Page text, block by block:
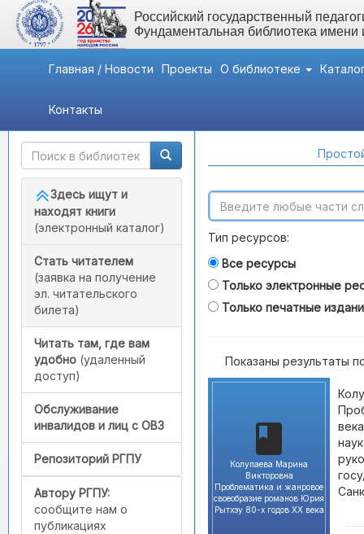
Российский государственный
Фундаментальная библиотека
Главная / Новости Проекты О библиотеке
Контакты
Быстрый доступ
Здесь ищут и
находят книги
(электронный каталог)
Стать читателем
(заявка на получение
эл. читательского
билета)
Читать там, где вам
удобно (удаленный
доступ)
Обслуживание
инвалидов и лиц с ОВЗ
Репозиторий РГПУ
Автору РГПУ:
сообщите нам о
публикациях
Тип ресурсов:
Все ресурсы
Только электронные
Только печатные
Показаны результаты
Колупаева Марина
Викторовна
Проблематика и жанровое
своеобразие романов Юрия
Рытхэу 80-х годов XX века